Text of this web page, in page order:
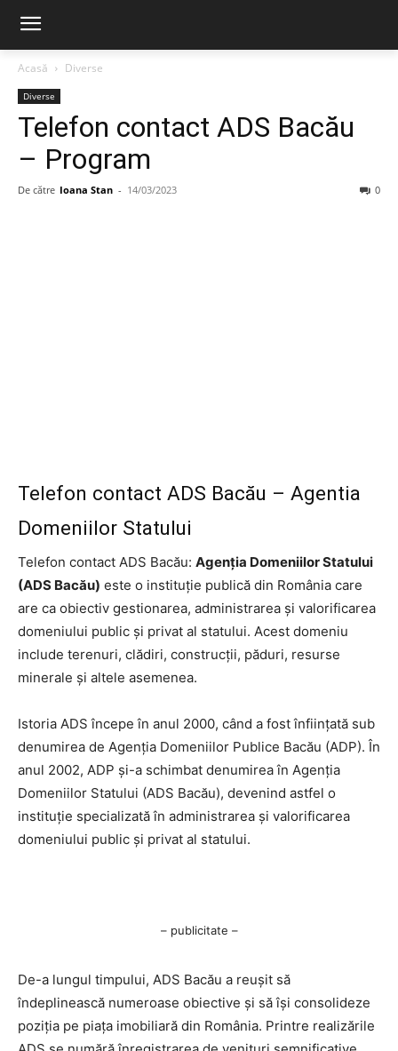
Acasă Diverse
Diverse
Telefon contact ADS Bacău
– Program
De către Ioana Stan - 14/03/2023 0
Telefon contact ADS Bacău – Agentia
Domeniilor Statului
Telefon contact ADS Bacău: Agenţia Domeniilor Statului
(ADS Bacău) este o instituţie publică din România care
are ca obiectiv gestionarea, administrarea şi valorificarea
domeniului public şi privat al statului. Acest domeniu
include terenuri, clădiri, construcţii, păduri, resurse
minerale şi altele asemenea.
Istoria ADS începe în anul 2000, când a fost înfiinţată sub
denumirea de Agenţia Domeniilor Publice Bacău (ADP). În
anul 2002, ADP şi-a schimbat denumirea în Agenţia
Domeniilor Statului (ADS Bacău), devenind astfel o
instituţie specializată în administrarea şi valorificarea
domeniului public şi privat al statului.
– publicitate –
De-a lungul timpului, ADS Bacău a reuşit să
îndeplinească numeroase obiective şi să îşi consolideze
poziţia pe piaţa imobiliară din România. Printre realizările